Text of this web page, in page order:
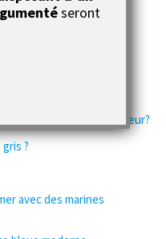
?
chic et moderne ?
intérieur ?
sa déco ?
ou décorateur d'intérieur?
?
avec des marines
seront